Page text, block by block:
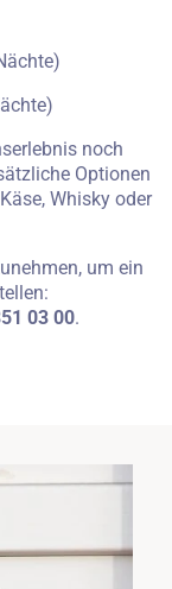
noch
Optionen
Whisky oder
um ein
03 00.